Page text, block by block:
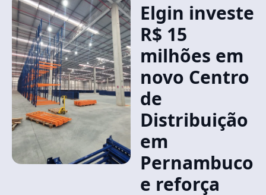
Elgin investe
R$ 15
milhões em
novo Centro
de
Distribuição
em
Pernambuco
e reforça